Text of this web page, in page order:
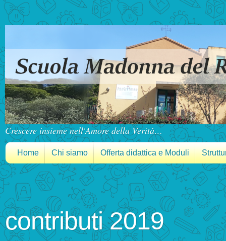
Crescere insieme nell'Amore della Verità…
Home Chi siamo Offerta didattica e Moduli
contributi 2019